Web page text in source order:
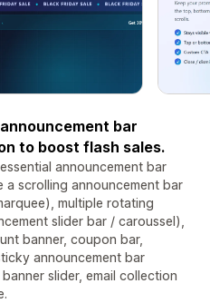
bar
to boost flash sales.
announcement bar
a scrolling announcement bar
multiple rotating
slider bar / caroussel),
banner, coupon bar,
announcement bar
slider, email collection